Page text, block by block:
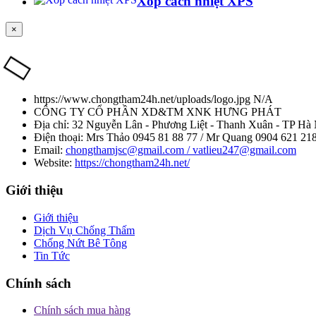
×
https://www.chongtham24h.net/uploads/logo.jpg N/A
CÔNG TY CỔ PHẦN XD&TM XNK HƯNG PHÁT
Địa chỉ: 32 Nguyễn Lân - Phương Liệt - Thanh Xuân - TP Hà
Điện thoại: Mrs Thảo 0945 81 88 77 / Mr Quang 0904 621
Email: chongthamjsc@gmail.com / vatlieu247@gmail.com
Website: https://chongtham24h.net/
Giới thiệu
Giới thiệu
Dịch Vụ Chống Thấm
Chống Nứt Bê Tông
Tin Tức
Chính sách
Chính sách mua hàng